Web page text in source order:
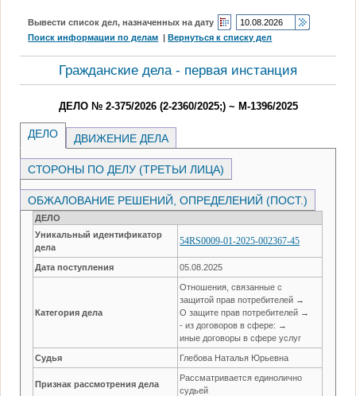
Вывести список дел, назначенных на дату
Поиск информации по делам |Вернуться к списку дел
Гражданские дела - первая инстанция
ДЕЛО № 2-375/2026 (2-2360/2025;) ~ М-1396/2025
ДЕЛО ДВИЖЕНИЕ ДЕЛА
СТОРОНЫ ПО ДЕЛУ (ТРЕТЬИ ЛИЦА)
ОБЖАЛОВАНИЕ РЕШЕНИЙ, ОПРЕДЕЛЕНИЙ (ПОСТ.)
ДЕЛО
Уникальный идентификатор
дела
54RS0009-01-2025-002367-45
Дата поступления 05.08.2025
Категория дела
Отношения, связанные с
защитой прав потребителей →
О защите прав потребителей →
- из договоров в сфере: →
иные договоры в сфере услуг
Судья Глебова Наталья Юрьевна
Признак рассмотрения дела
Рассматривается единолично
судьей